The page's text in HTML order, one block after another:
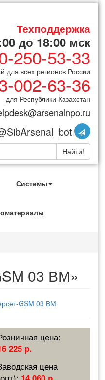
Техподдержка
до 18:00 мск
250-53-33
для всех регионов России
002-63-36
для Республики Казахстан
Найти!
Системы
03 ВМ»
225 р.
14 060 р.